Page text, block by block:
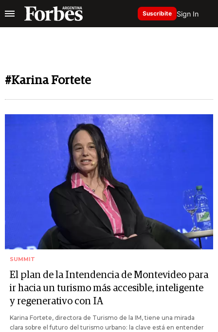
Suscribite Sign In
#Karina Fortete
SUMMIT
El plan de la Intendencia de Montevideo para
ir hacia un turismo más accesible, inteligente
y regenerativo con IA
Karina Fortete, directora de Turismo de la IM, tiene una mirada
clara sobre el futuro del turismo urbano: la clave está en entender